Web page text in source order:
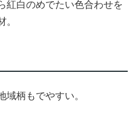
紅白のめでたい色合わせを
。
域柄もでやすい。